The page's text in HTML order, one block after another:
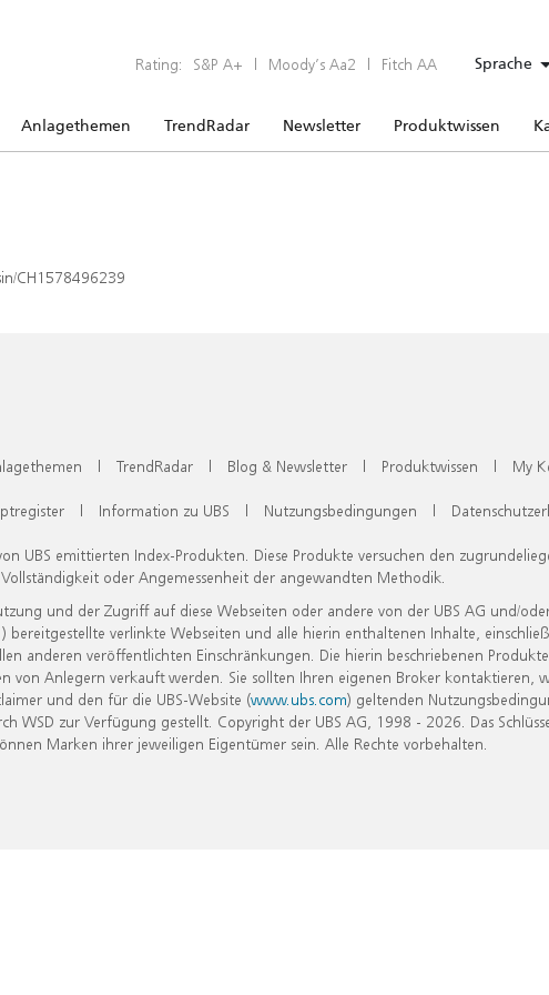
Rating: S&P A+ | Moody’s Aa2 | Fitch AA Sprache
Anlagethemen TrendRadar Newsletter Produktwissen
CH1578496239
| TrendRadar | Blog & Newsletter | Produktwissen | My
| Information zu UBS | Nutzungsbedingungen |
UBS emittierten Index-Produkten. Diese Produkte versuchen den
oder Angemessenheit der angewandten Methodik.
und der Zugriff auf diese Webseiten oder andere von der UBS AG und/
verlinkte Webseiten und alle hierin enthaltenen Inhalte,
anderen veröffentlichten Einschränkungen. Die hierin beschriebenen
Anlegern verkauft werden. Sie sollten Ihren eigenen Broker kontaktieren,
und den für die UBS-Website (www.ubs.com) geltenden
zur Verfügung gestellt. Copyright der UBS AG, 1998 - 2026. Das
Marken ihrer jeweiligen Eigentümer sein. Alle Rechte vorbehalten.